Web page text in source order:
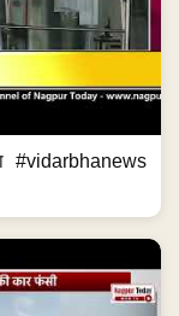
#vidarbhanews